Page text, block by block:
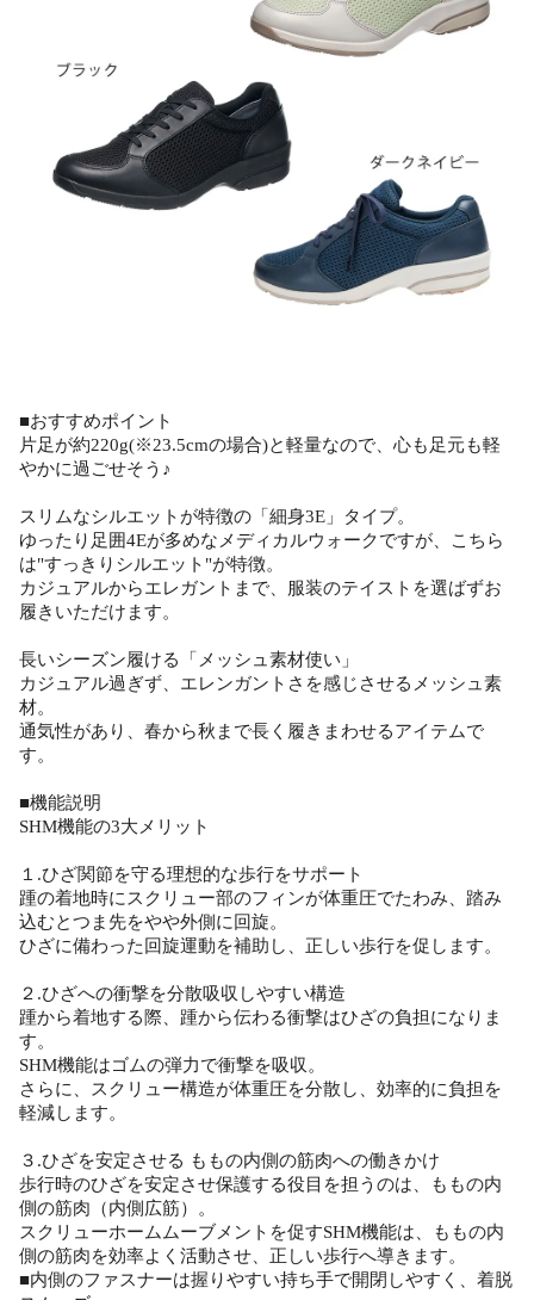
■おすすめポイント
片足が約220g(※23.5cmの場合)と軽量なので、心も足元も軽
やかに過ごせそう♪
スリムなシルエットが特徴の「細身3E」タイプ。
ゆったり足囲4Eが多めなメディカルウォークですが、こちら
は"すっきりシルエット"が特徴。
カジュアルからエレガントまで、服装のテイストを選ばずお
履きいただけます。
長いシーズン履ける「メッシュ素材使い」
カジュアル過ぎず、エレンガントさを感じさせるメッシュ素
材。
通気性があり、春から秋まで長く履きまわせるアイテムで
す。
■機能説明
SHM機能の3大メリット
１.ひざ関節を守る理想的な歩行をサポート
踵の着地時にスクリュー部のフィンが体重圧でたわみ、踏み
込むとつま先をやや外側に回旋。
ひざに備わった回旋運動を補助し、正しい歩行を促します。
２.ひざへの衝撃を分散吸収しやすい構造
踵から着地する際、踵から伝わる衝撃はひざの負担になりま
す。
SHM機能はゴムの弾力で衝撃を吸収。
さらに、スクリュー構造が体重圧を分散し、効率的に負担を
軽減します。
３.ひざを安定させる ももの内側の筋肉への働きかけ
歩行時のひざを安定させ保護する役目を担うのは、ももの内
側の筋肉（内側広筋）。
スクリューホームムーブメントを促すSHM機能は、ももの内
側の筋肉を効率よく活動させ、正しい歩行へ導きます。
■内側のファスナーは握りやすい持ち手で開閉しやすく、着脱